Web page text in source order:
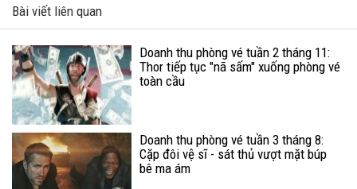
Bài viết liên quan
Doanh thu phòng vé tuần 2 tháng 11:
Thor tiếp tục "nã sấm" xuống phòng vé
toàn cầu
Doanh thu phòng vé tuần 3 tháng 8:
Cặp đôi vệ sĩ - sát thủ vượt mặt búp
bê ma ám